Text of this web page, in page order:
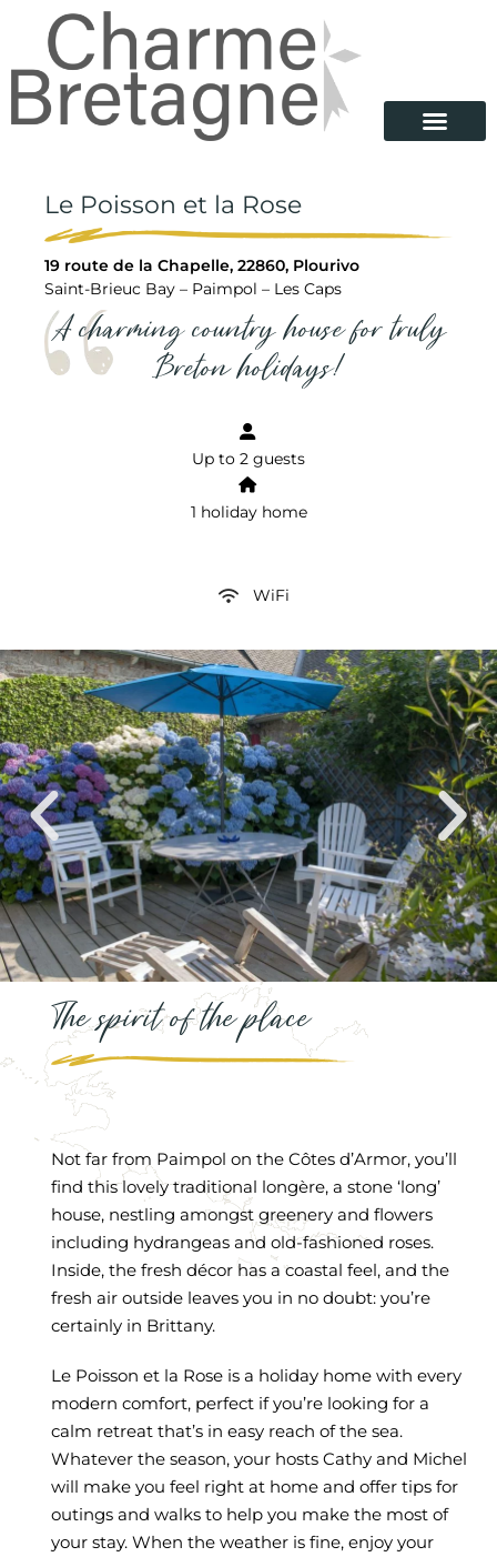
Le Poisson et la Rose
19 route de la Chapelle, 22860, Plourivo
Saint-Brieuc Bay – Paimpol – Les Caps
A charming country house for truly
Breton holidays!
Up to 2 guests
1 holiday home
WiFi
The spirit of the place
Not far from Paimpol on the Côtes d’Armor, you’ll
find this lovely traditional longère, a stone ‘long’
house, nestling amongst greenery and flowers
including hydrangeas and old-fashioned roses.
Inside, the fresh décor has a coastal feel, and the
fresh air outside leaves you in no doubt: you’re
certainly in Brittany.
Le Poisson et la Rose is a holiday home with every
modern comfort, perfect if you’re looking for a
calm retreat that’s in easy reach of the sea.
Whatever the season, your hosts Cathy and Michel
will make you feel right at home and offer tips for
outings and walks to help you make the most of
your stay. When the weather is fine, enjoy your